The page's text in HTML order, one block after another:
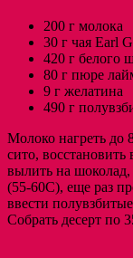
200 г молока
30 г чая Еarl
420 г белого
80 г пюре
9 г желатина
490 г
Молоко нагреть до
сито, восстановить
вылить на
(55-60С), еще раз
ввести
Собрать десерт по